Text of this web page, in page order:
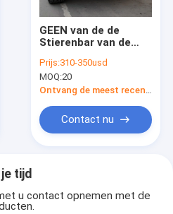
GEEN van de de
Stierenbar van de
Standaardgrootte
DMAX Pick-up Front
Bumper Purple Horn
Prijs:310-350usd
MOQ:20
Ontvang de meest recente Prijs
Contact nu
tijd
u contact opnemen met de